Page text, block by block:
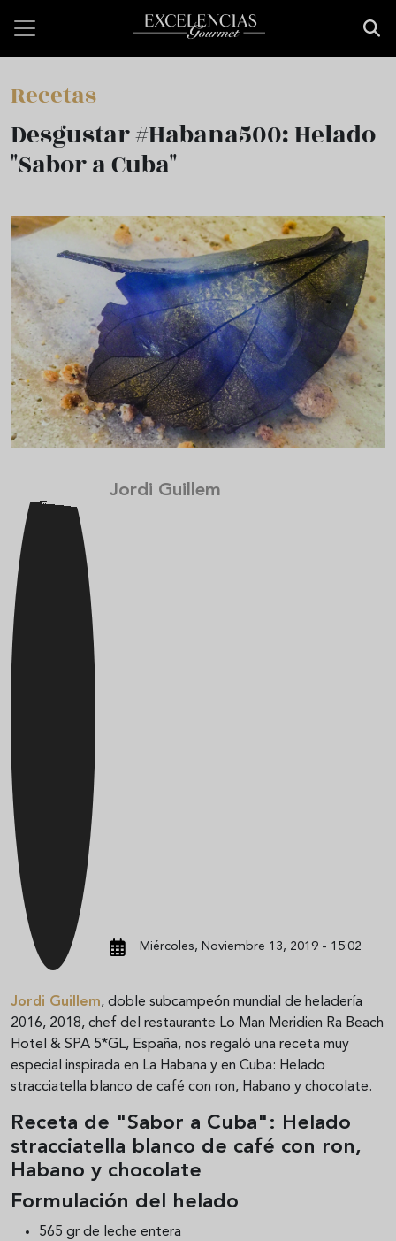
Recetas
Desgustar #Habana500: Helado
"Sabor a Cuba"
Jordi Guillem
Miércoles, Noviembre 13, 2019 - 15:02
Jordi Guillem, doble subcampeón mundial de heladería
2016, 2018, chef del restaurante Lo Man Meridien Ra Beach
Hotel & SPA 5*GL, España, nos regaló una receta muy
especial inspirada en La Habana y en Cuba: Helado
stracciatella blanco de café con ron, Habano y chocolate.
Receta de "Sabor a Cuba": Helado
stracciatella blanco de café con ron,
Habano y chocolate
Formulación del helado
565 gr de leche entera